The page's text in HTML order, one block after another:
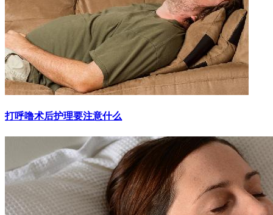
打呼噜术后护理要注意什么